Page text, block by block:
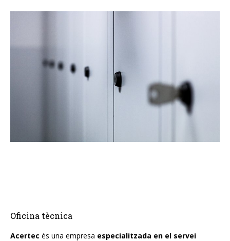
SERVEIS
Llars de foc i estufes pel·let
Manteniments industrials
CONTACTE
CA
Oficina tècnica
Acertec és una empresa especialitzada en el servei